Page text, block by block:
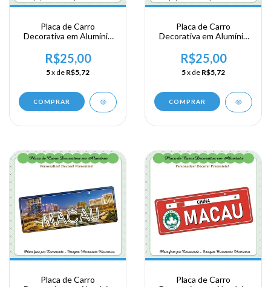
Placa de Carro
Decorativa em Alumínio
Viagem a China -
Wenzhou
R$25,00
5x de R$5,72
COMPRAR
Placa de Carro
Decorativa em Alumínio
Viagem a China -
Shanguai
R$25,00
5x de R$5,72
COMPRAR
Placa de Carro
Placa de Carro